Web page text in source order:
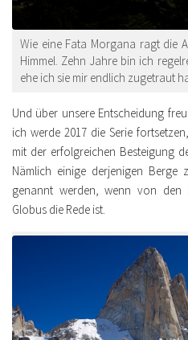
Wie eine Fata Morgana ragt die
Himmel. Zehn Jahre bin ich
ehe ich sie mir endlich zugetraut
Und über unsere Entscheidung
ich werde 2017 die Serie
mit der erfolgreichen Besteigung
Nämlich einige derjenigen Berge
genannt werden, wenn von den
Globus die Rede ist.